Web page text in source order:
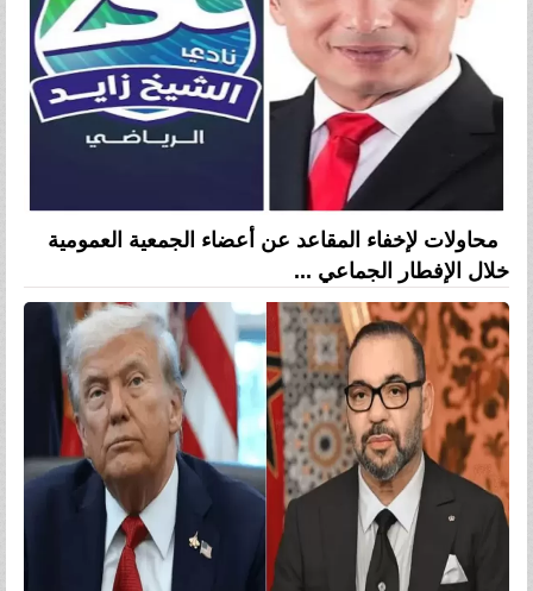
محاولات لإخفاء المقاعد عن أعضاء الجمعية العمومية
خلال الإفطار الجماعي ...